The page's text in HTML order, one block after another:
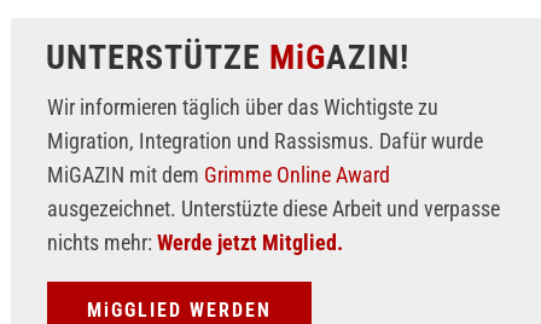
UNTERSTÜTZE MiGAZIN!
Wir informieren täglich über das Wichtigste zu
Migration, Integration und Rassismus. Dafür wurde
MiGAZIN mit dem Grimme Online Award
ausgezeichnet. Unterstüzte diese Arbeit und verpasse
nichts mehr: Werde jetzt Mitglied.
MiGGLIED WERDEN